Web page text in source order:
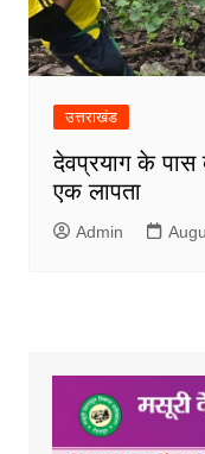
उत्तराखंड
देवप्रयाग के पास
एक लापता
Admin